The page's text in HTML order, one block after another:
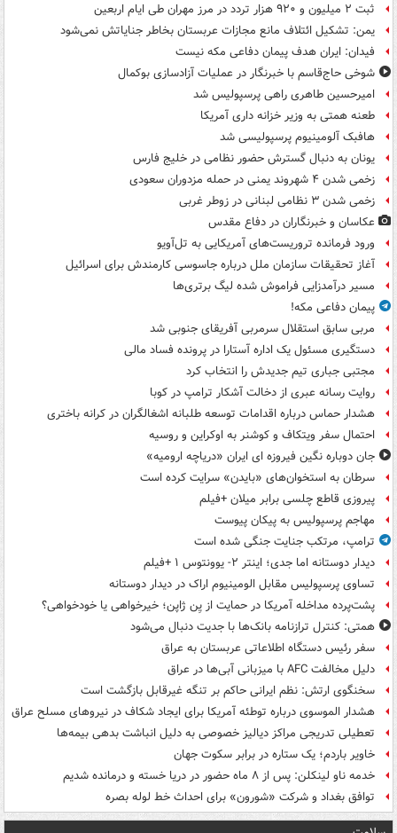
ثبت ۲ میلیون و ۹۲۰ هزار تردد در مرز مهران طی ایام اربعین
یمن: تشکیل ائتلاف مانع مجازات عربستان بخاطر جنایاتش نمی‌شود
فیدان: ایران هدف پیمان دفاعی مکه نیست
شوخی حاج‌قاسم با خبرنگار در عملیات آزادسازی بوکمال
امیرحسین طاهری راهی پرسپولیس شد
طعنه همتی به وزیر خزانه داری آمریکا
هافبک آلومینیوم پرسپولیسی شد
یونان به دنبال گسترش حضور نظامی در خلیج فارس
زخمی شدن ۴ شهروند یمنی در حمله مزدوران سعودی
زخمی شدن ۳ نظامی لبنانی در زوطر غربی
عکاسان و خبرنگاران در دفاع مقدس
ورود فرمانده تروریست‌های آمریکایی به تل‌آویو
آغاز تحقیقات سازمان ملل درباره جاسوسی کارمندش برای اسرائیل
مسیر درآمدزایی فراموش شده لیگ برتری‌ها
پیمان دفاعی مکه!
مربی سابق استقلال سرمربی آفریقای جنوبی شد
دستگیری مسئول یک اداره آستارا در پرونده فساد مالی
مجتبی جباری تیم جدیدش را انتخاب کرد
روایت رسانه عبری از دخالت آشکار ترامپ در کوبا
هشدار حماس درباره اقدامات توسعه طلبانه اشغالگران در کرانه باختری
احتمال سفر ویتکاف و کوشنر به اوکراین و روسیه
جان دوباره نگین فیروزه ای ایران «دریاچه ارومیه»
سرطان به استخوان‌های «بایدن» سرایت کرده است
پیروزی قاطع چلسی برابر میلان +فیلم
مهاجم پرسپولیس به پیکان پیوست
ترامپ، مرتکب جنایت جنگی شده است
دیدار دوستانه اما جدی؛ اینتر ۲- یوونتوس ۱ +فیلم
تساوی پرسپولیس مقابل الومینیوم اراک در دیدار دوستانه
پشت‌پرده مداخله آمریکا در حمایت از یِن ژاپن؛ خیرخواهی یا خودخواهی؟
همتی: کنترل ترازنامه بانک‌ها با جدیت دنبال می‌شود
سفر رئیس دستگاه اطلاعاتی عربستان به عراق
دلیل مخالفت AFC با میزبانی آبی‌ها در عراق
سخنگوی ارتش: نظم ایرانی حاکم بر تنگه غیرقابل بازگشت است
هشدار الموسوی درباره توطئه آمریکا برای ایجاد شکاف در نیروهای مسلح عراق
تعطیلی تدریجی مراکز دیالیز خصوصی به دلیل انباشت بدهی بیمه‌ها
خاویر باردم؛ یک ستاره در برابر سکوت جهان
خدمه ناو لینکلن: پس از ۸ ماه حضور در دریا خسته و درمانده‌ شدیم
توافق بغداد و شرکت «شورون» برای احداث خط لوله بصره